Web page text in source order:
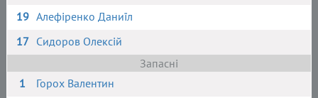
19 Алефіренко Даниїл
17 Сидоров Олексій
Запасні
1
Горох Валентин